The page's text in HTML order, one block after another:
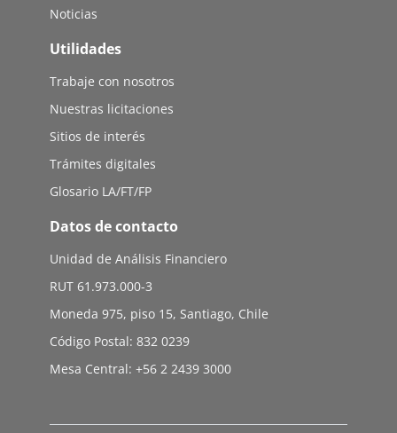
Noticias
Utilidades
Trabaje con nosotros
Nuestras licitaciones
Sitios de interés
Trámites digitales
Glosario LA/FT/FP
Datos de contacto
Unidad de Análisis Financiero
RUT 61.973.000-3
Moneda 975, piso 15, Santiago, Chile
Código Postal: 832 0239
Mesa Central: +56 2 2439 3000